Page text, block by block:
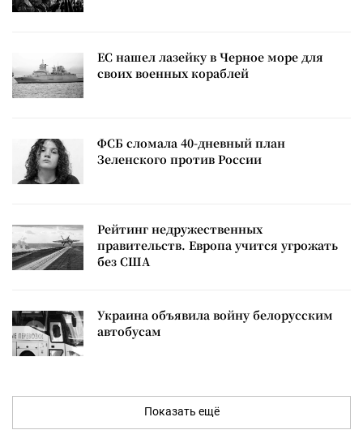
ЕС нашел лазейку в Черное море для
своих военных кораблей
ФСБ сломала 40-дневный план
Зеленского против России
Рейтинг недружественных
правительств. Европа учится угрожать
без США
Украина объявила войну белорусским
автобусам
Показать ещё